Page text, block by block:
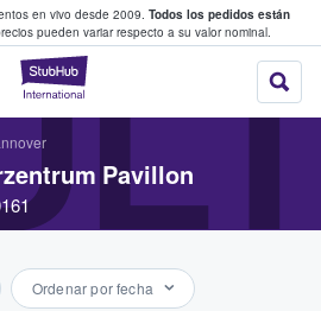
en vivo desde 2009. Todos los pedidos están
pueden variar respecto a su valor nominal.
StubHub:
entre fans
Pavillon
Ordenar por fecha